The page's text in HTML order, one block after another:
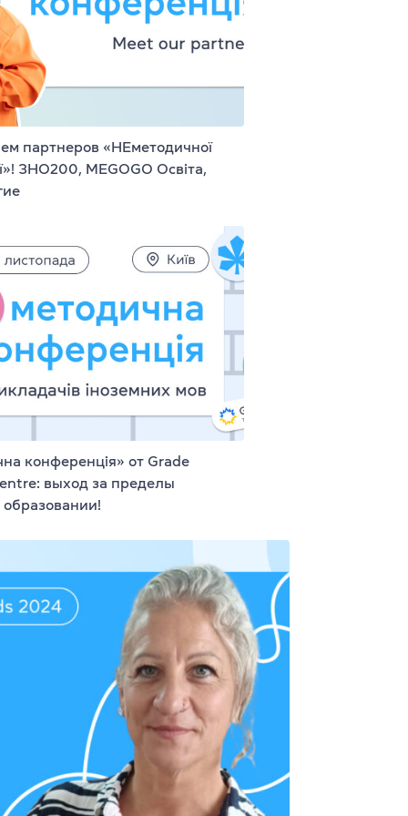
6-10 лет
11-12 лет
партнеров «НЕметодичної
ЗНО200, MEGOGO Освіта,
конференція» от Grade
выход за пределы